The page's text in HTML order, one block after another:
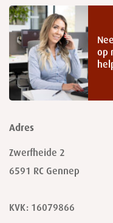
op
Adres
Zwerfheide 2
6591 RC Gennep
KVK: 16079866